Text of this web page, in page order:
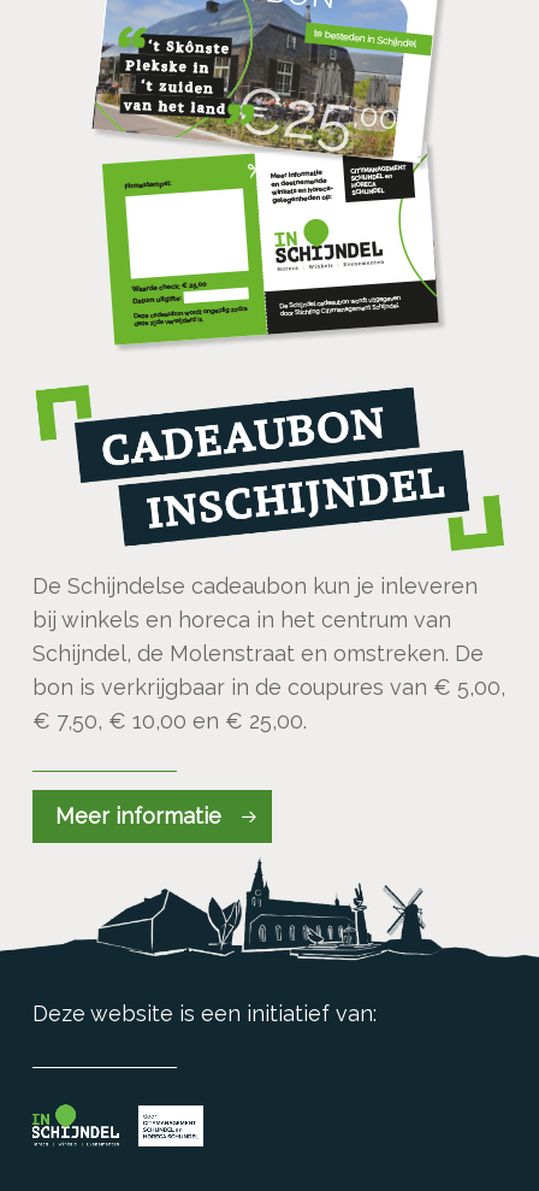
De Schijndelse cadeaubon kun je inleveren
bij winkels en horeca in het centrum van
Schijndel, de Molenstraat en omstreken. De
bon is verkrijgbaar in de coupures van € 5,00,
€ 7,50, € 10,00 en € 25,00.
Meer informatie
Deze website is een initiatief van: